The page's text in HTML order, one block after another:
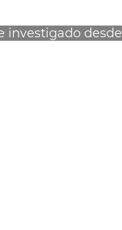
investigado